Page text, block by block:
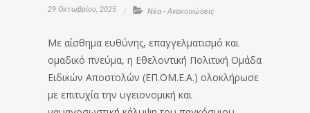
29 Οκτωβρίου, 2025 Νέα - Ανακοινώσεις
Με αίσθημα ευθύνης, επαγγελματισμό και
ομαδικό πνεύμα, η Εθελοντική Πολιτική Ομάδα
Ειδικών Αποστολών (ΕΠ.ΟΜ.Ε.Α.) ολοκλήρωσε
με επιτυχία την υγειονομική και